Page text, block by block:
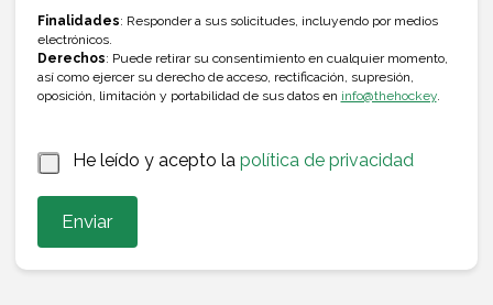
1
T
e
m
a
N
b
r
e
T
Finalidades: Responder a sus solicitudes, incluyendo por medios
electrónicos.
Derechos: Puede retirar su consentimiento en cualquier momento,
así como ejercer su derecho de acceso, rectificación, supresión,
oposición, limitación y portabilidad de sus datos en info@thehockey.
* He leído y acepto la política de privacidad
Enviar